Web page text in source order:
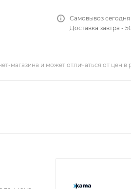
Самовывоз
Доставка завтра -
магазина и может отличаться от цен в